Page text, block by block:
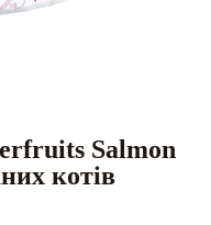
Salmon
котів